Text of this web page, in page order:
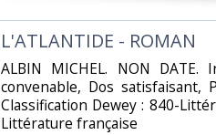
‎L'ATLANTIDE - ROMAN‎
‎ALBIN MICHEL. NON DATE.
convenable, Dos satisfaisant,
Classification Dewey : 840-
Littérature française‎